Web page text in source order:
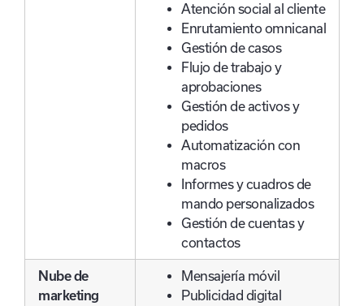
Atención social al cliente
Enrutamiento omnicanal
Gestión de casos
Flujo de trabajo y
aprobaciones
Gestión de activos y
pedidos
Automatización con
macros
Informes y cuadros de
mando personalizados
Gestión de cuentas y
contactos
Nube de
marketing
Mensajería móvil
Publicidad digital